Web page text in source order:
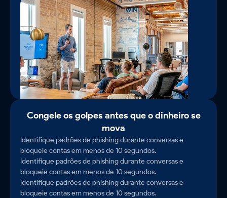
Congele os golpes antes que o dinheiro se
mova
Identifique padrões de phishing durante conversas e
bloqueie contas em menos de 10 segundos.
Identifique padrões de phishing durante conversas e
bloqueie contas em menos de 10 segundos.
Identifique padrões de phishing durante conversas e
bloqueie contas em menos de 10 segundos.